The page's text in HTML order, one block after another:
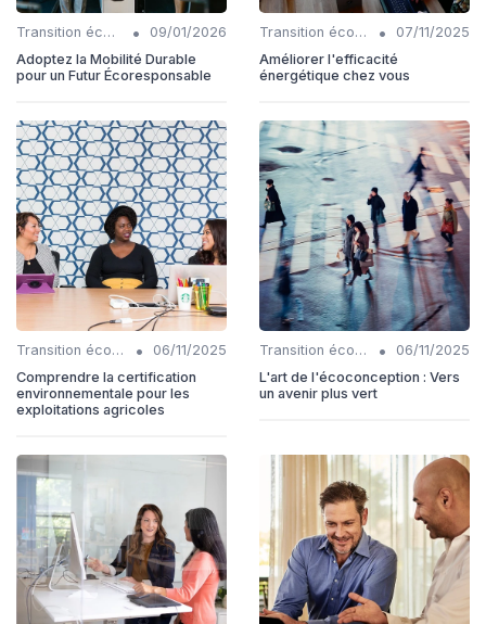
Transition écologique •
09/01/2026
Adoptez la Mobilité Durable
pour un Futur Écoresponsable
Transition écologique •
07/11/2025
Améliorer l'efficacité
énergétique chez vous
Transition écologique •
06/11/2025
Comprendre la certification
environnementale pour les
exploitations agricoles
Transition écologique •
06/11/2025
L'art de l'écoconception : Vers
un avenir plus vert